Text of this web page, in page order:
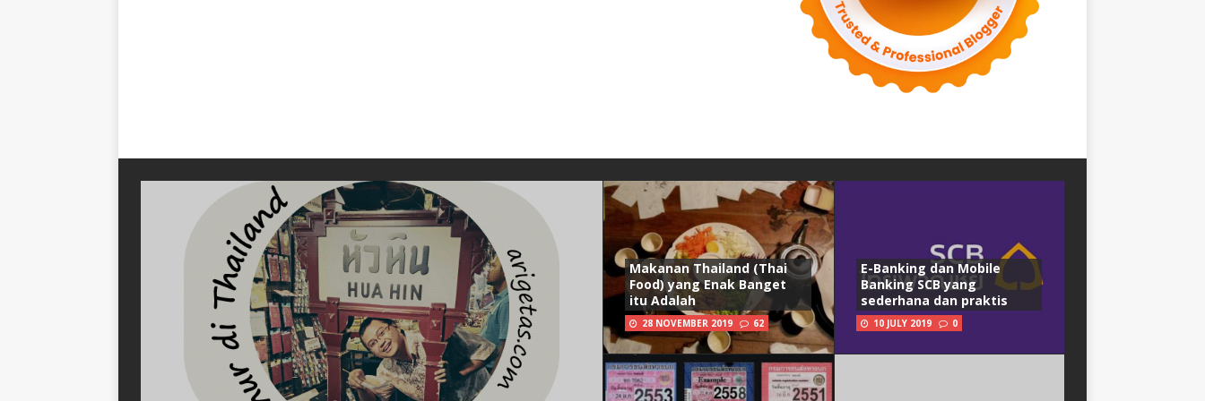
Makanan Thailand (Thai
Food) yang Enak Banget
itu Adalah
28 NOVEMBER 2019 62
E-Banking dan Mobile
Banking SCB yang
sederhana dan praktis
10 JULY 2019 0